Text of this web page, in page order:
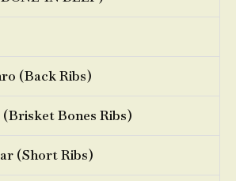
(Back Ribs)
Bones Ribs)
(Short Ribs)